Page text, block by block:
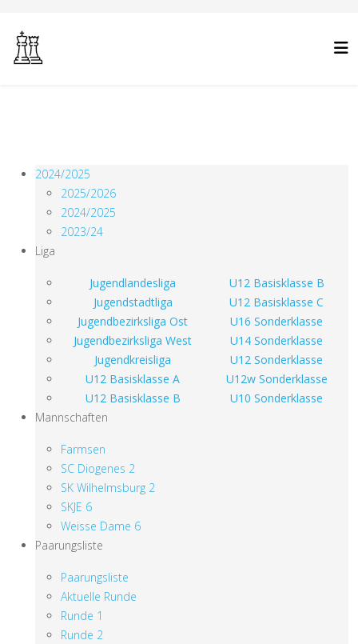
2024/2025
2025/2026
2024/2025
2023/24
Liga
Jugendlandesliga
U12 Basisklasse B
Jugendstadtliga
U12 Basisklasse C
Jugendbezirksliga Ost
U16 Sonderklasse
Jugendbezirksliga West
U14 Sonderklasse
Jugendkreisliga
U12 Sonderklasse
U12 Basisklasse A
U12w Sonderklasse
U12 Basisklasse B
U10 Sonderklasse
Mannschaften
Farmsen
SC Diogenes 2
SK Wilhelmsburg 2
SKJE 6
Weisse Dame 6
Paarungsliste
Paarungsliste
Aktuelle Runde
Runde 1
Runde 2